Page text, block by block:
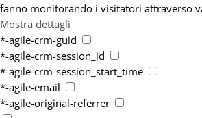
fanno monitorando i visitatori attraverso
Mostra dettagli
*-agile-crm-guid
*-agile-crm-session_id
*-agile-crm-session_start_time
*-agile-email
*-agile-original-referrer